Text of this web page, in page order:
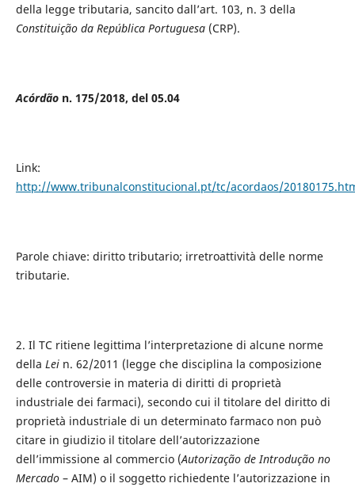
della legge tributaria, sancito dall’art. 103, n. 3 della
Constituição da República Portuguesa(CRP).
Acórdão n. 175/2018, del 05.04
Link:
http://www.tribunalconstitucional.pt/tc/acordaos/
Parole chiave: diritto tributario; irretroattività delle norme
tributarie.
2. Il TC ritiene legittima l’interpretazione di alcune norme
della Lei n. 62/2011 (legge che disciplina la composizione
delle controversie in materia di diritti di proprietà
industriale dei farmaci), secondo cui il titolare del diritto di
proprietà industriale di un determinato farmaco non può
citare in giudizio il titolare dell’autorizzazione
dell’immissione al commercio (Autorização de Introdução no
Mercado– AIM) o il soggetto richiedente l’autorizzazione in